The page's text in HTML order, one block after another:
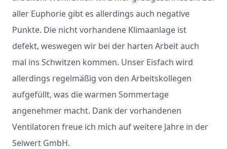
aller Euphorie gibt es allerdings auch negative
Punkte. Die nicht vorhandene Klimaanlage ist
defekt, weswegen wir bei der harten Arbeit auch
mal ins Schwitzen kommen. Unser Eisfach wird
allerdings regelmäßig von den Arbeitskollegen
aufgefüllt, was die warmen Sommertage
angenehmer macht. Dank der vorhandenen
Ventilatoren freue ich mich auf weitere Jahre in der
Seiwert GmbH.